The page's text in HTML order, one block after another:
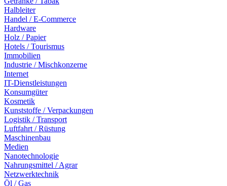
Halbleiter
Handel / E-Commerce
Hardware
Holz / Papier
Hotels / Tourismus
Immobilien
Industrie / Mischkonzerne
Internet
IT-Dienstleistungen
Konsumgüter
Kosmetik
Kunststoffe / Verpackungen
Logistik / Transport
Luftfahrt / Rüstung
Maschinenbau
Medien
Nanotechnologie
Nahrungsmittel / Agrar
Netzwerktechnik
Öl / Gas